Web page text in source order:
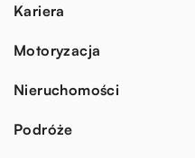
Kariera
Motoryzacja
Nieruchomości
Podróże